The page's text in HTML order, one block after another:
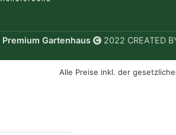
Premium Gartenhaus 2022 CREATED
Alle Preise inkl. der